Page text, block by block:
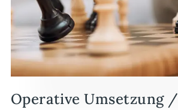
Operative Umsetzung /